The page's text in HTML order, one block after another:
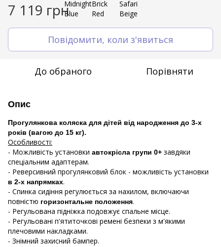
7 119 грн
Повідомити, коли з'явиться
До обраного Порівняти
Опис
Прогулянкова коляска для дітей від народження до 3-х
років (вагою до 15 кг).
Особливості:
- Можливість установки автокрісла групи 0+ завдяки
спеціальним адаптерам.
- Реверсивний прогулянковий блок - можливість установки
в 2-х напрямках.
- Спинка сидіння регулюється за нахилом, включаючи
повністю горизонтальне положення.
- Регульована підніжка подовжує спальне місце.
- Регульовані п'ятиточкові ремені безпеки з м'якими
плечовими накладками.
- Знімний захисний бампер.